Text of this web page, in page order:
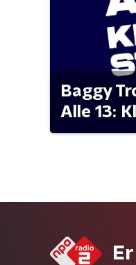
Baggy
Alle 13: